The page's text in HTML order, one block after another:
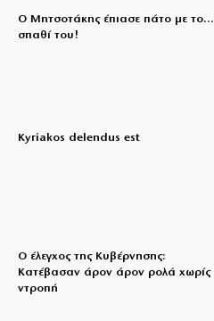
Ο Μητσοτάκης έπιασε πάτο με το…
σπαθί του!
Kyriakos delendus est
Ο έλεγχος της Κυβέρνησης:
Κατέβασαν άρον άρον ρολά χωρίς
ντροπή